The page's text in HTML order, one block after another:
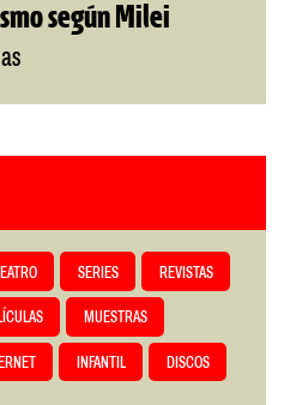
según Milei
TEATRO SERIES REVISTAS
MUESTRAS
INFANTIL DISCOS